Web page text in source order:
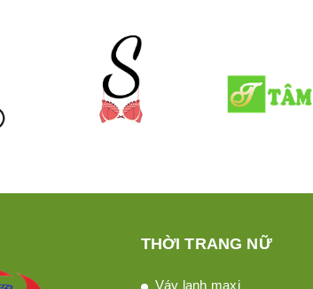
THỜI TRANG NỮ
Váy lanh maxi